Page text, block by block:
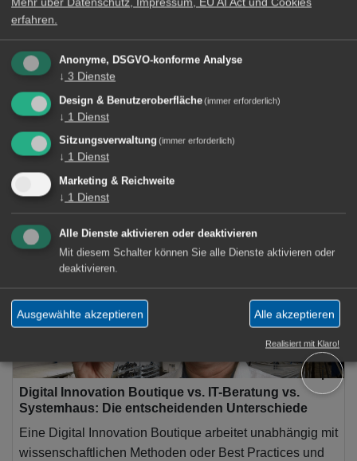
Open Source Navigator
Referenzen+Business Epics
TechArticles about Digital Innovation
Reisen
Digital Innovation Boutique vs. IT-Beratung vs.
Systemhaus: Die entscheidenden Unterschiede
Eine Digital Innovation Boutique arbeitet unabhängig mit
wissenschaftlichen Methoden oder Best Practices und
ℹ️
erfahren.
Anonyme, DSGVO-konforme Analyse
↓ 3 Dienste
Design & Benutzeroberfläche(immer erforderlich)
↓ 1 Dienst
Sitzungsverwaltung (immer erforderlich)
↓ 1 Dienst
Marketing & Reichweite
↓ 1 Dienst
Alle Dienste aktivieren oder deaktivieren
Mit diesem Schalter können Sie alle Dienste aktivieren oder
deaktivieren.
Ausgewählte akzeptieren Alle akzeptieren
Realisiert mit Klaro!